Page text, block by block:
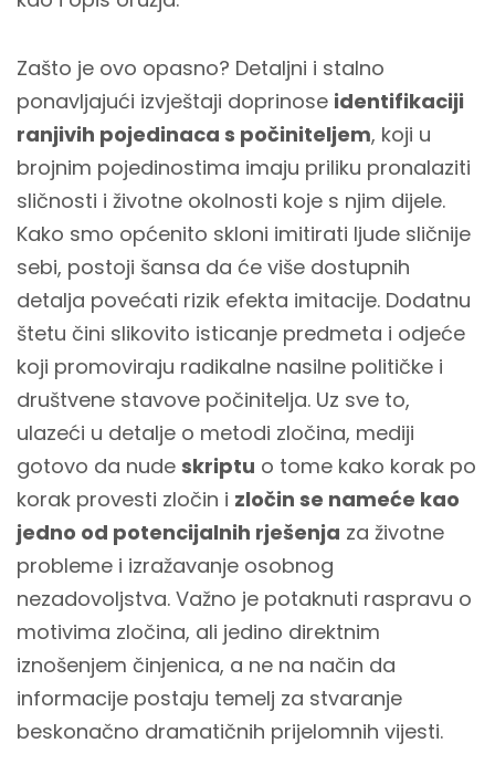
Zašto je ovo opasno? Detaljni i stalno
ponavljajući izvještaji doprinose identifikaciji
ranjivih pojedinaca s počiniteljem, koji u
brojnim pojedinostima imaju priliku pronalaziti
sličnosti i životne okolnosti koje s njim dijele.
Kako smo općenito skloni imitirati ljude sličnije
sebi, postoji šansa da će više dostupnih
detalja povećati rizik efekta imitacije. Dodatnu
štetu čini slikovito isticanje predmeta i odjeće
koji promoviraju radikalne nasilne političke i
društvene stavove počinitelja. Uz sve to,
ulazeći u detalje o metodi zločina, mediji
gotovo da nude skriptu o tome kako korak po
korak provesti zločin i zločin se nameće kao
jedno od potencijalnih rješenja za životne
probleme i izražavanje osobnog
nezadovoljstva. Važno je potaknuti raspravu o
motivima zločina, ali jedino direktnim
iznošenjem činjenica, a ne na način da
informacije postaju temelj za stvaranje
beskonačno dramatičnih prijelomnih vijesti.